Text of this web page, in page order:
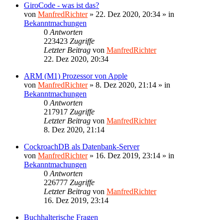
GiroCode - was ist das?
von ManfredRichter» 22. Dez 2020, 20:34 » in
Bekanntmachungen
0 Antworten
223423 Zugriffe
Letzter Beitrag von ManfredRichter
22. Dez 2020, 20:34
ARM (M1) Prozessor von Apple
von ManfredRichter» 8. Dez 2020, 21:14 » in
Bekanntmachungen
0 Antworten
217917 Zugriffe
Letzter Beitrag von ManfredRichter
8. Dez 2020, 21:14
CockroachDB als Datenbank-Server
von ManfredRichter» 16. Dez 2019, 23:14 » in
Bekanntmachungen
0 Antworten
226777 Zugriffe
Letzter Beitrag von ManfredRichter
16. Dez 2019, 23:14
Buchhalterische Fragen